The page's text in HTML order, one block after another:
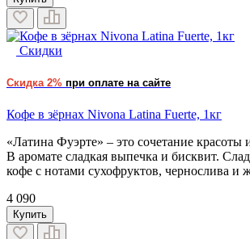
Скидки
Скидка 2% при оплате на сайте
Кофе в зёрнах Nivona Latina Fuerte, 1кг
«Латина Фуэрте» – это сочетание красоты
В аромате сладкая выпечка и бисквит.
кофе с нотами сухофруктов, чернослива и
4 090
Купить